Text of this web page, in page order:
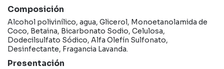
Composición
Alcohol polivinílico, agua, Glicerol, Monoetanolamida de
Coco, Betaina, Bicarbonato Sodio, Celulosa,
Dodecilsulfato Sódico, Alfa Olefín Sulfonato,
Desinfectante, Fragancia Lavanda.
Presentación